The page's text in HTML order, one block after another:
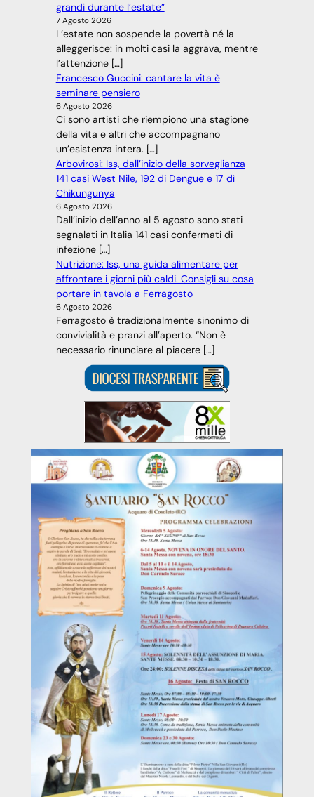
grandi durante l’estate”
7 Agosto 2026
L’estate non sospende la povertà né la
alleggerisce: in molti casi la aggrava, mentre
l’attenzione […]
Francesco Guccini: cantare la vita è
seminare pensiero
6 Agosto 2026
Ci sono artisti che riempiono una stagione
della vita e altri che accompagnano
un’esistenza intera. […]
Arbovirosi: Iss, dall’inizio della sorveglianza
141 casi West Nile, 192 di Dengue e 17 dì
Chikungunya
6 Agosto 2026
Dall’inizio dell’anno al 5 agosto sono stati
segnalati in Italia 141 casi confermati di
infezione […]
Nutrizione: Iss, una guida alimentare per
affrontare i giorni più caldi. Consigli su cosa
portare in tavola a Ferragosto
6 Agosto 2026
Ferragosto è tradizionalmente sinonimo di
convivialità e pranzi all’aperto. “Non è
necessario rinunciare al piacere […]